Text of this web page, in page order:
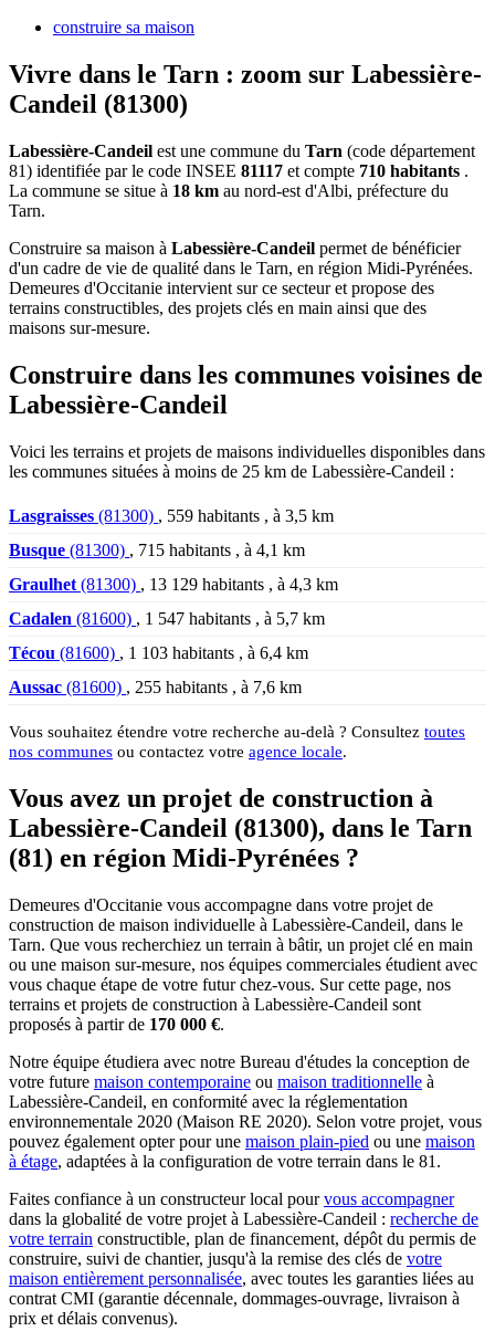
construire sa maison
Vivre dans le Tarn : zoom sur Labessière-
Candeil (81300)
Labessière-Candeil est une commune du Tarn (code département
81) identifiée par le code INSEE 81117 et compte 710 habitants .
La commune se situe à 18 km au nord-est d'Albi, préfecture du
Tarn.
Construire sa maison à Labessière-Candeil permet de bénéficier
d'un cadre de vie de qualité dans le Tarn, en région Midi-Pyrénées.
Demeures d'Occitanie intervient sur ce secteur et propose des
terrains constructibles, des projets clés en main ainsi que des
maisons sur-mesure.
Construire dans les communes voisines de
Labessière-Candeil
Voici les terrains et projets de maisons individuelles disponibles dans
les communes situées à moins de 25 km de Labessière-Candeil :
Lasgraisses (81300) , 559 habitants , à 3,5 km
Busque (81300) , 715 habitants , à 4,1 km
Graulhet (81300) , 13 129 habitants , à 4,3 km
Cadalen (81600) , 1 547 habitants , à 5,7 km
Técou (81600) , 1 103 habitants , à 6,4 km
Aussac (81600) , 255 habitants , à 7,6 km
Vous souhaitez étendre votre recherche au-delà ? Consultez toutes
nos communes ou contactez votre agence locale.
Vous avez un projet de construction à
Labessière-Candeil (81300), dans le Tarn
(81) en région Midi-Pyrénées ?
Demeures d'Occitanie vous accompagne dans votre projet de
construction de maison individuelle à Labessière-Candeil, dans le
Tarn. Que vous recherchiez un terrain à bâtir, un projet clé en main
ou une maison sur-mesure, nos équipes commerciales étudient avec
vous chaque étape de votre futur chez-vous. Sur cette page, nos
terrains et projets de construction à Labessière-Candeil sont
proposés à partir de 170 000 €.
Notre équipe étudiera avec notre Bureau d'études la conception de
votre future maison contemporaine ou maison traditionnelle à
Labessière-Candeil, en conformité avec la réglementation
environnementale 2020 (Maison RE 2020). Selon votre projet, vous
pouvez également opter pour une maison plain-pied ou une maison
à étage, adaptées à la configuration de votre terrain dans le 81.
Faites confiance à un constructeur local pourvous accompagner
dans la globalité de votre projet à Labessière-Candeil : recherche de
votre terrain constructible, plan de financement, dépôt du permis de
construire, suivi de chantier, jusqu'à la remise des clés de votre
maison entièrement personnalisée, avec toutes les garanties liées au
contrat CMI (garantie décennale, dommages-ouvrage, livraison à
prix et délais convenus).